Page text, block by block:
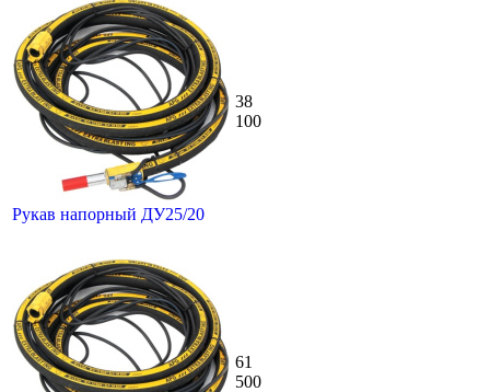
Рукав напорный ДУ25/20
38
100
61
500